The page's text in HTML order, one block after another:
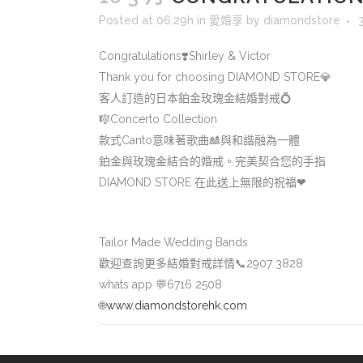
Posted at 06:29h in 愛婚享 by diamondstore 3
Congratulations❣️Shirley & Victor
Thank you for choosing DIAMOND STORE💎
客人訂造的日本鉑金玫瑰金結婚對戒💍
🎼Concerto Collection
款式Canto意味著歌曲🎎與和諧融為一體
鉑金與玫瑰金結合的婚戒。完美契合您的手指
DIAMOND STORE 在此送上無限的祝福❤
Tailor Made Wedding Bands
歡迎查詢更多結婚對戒詳情📞2907 3828
whats app 💬6716 2508
🌐www.diamondstorehk.com